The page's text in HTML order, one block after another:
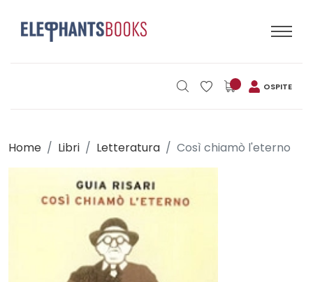
OSPITE
Home Libri Letteratura Così chiamò l'eterno